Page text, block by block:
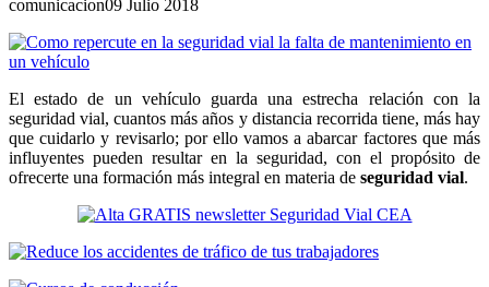
comunicacion09 Julio 2018
El estado de un vehículo guarda una estrecha relación con la
seguridad vial, cuantos más años y distancia recorrida tiene, más hay
que cuidarlo y revisarlo; por ello vamos a abarcar factores que más
influyentes pueden resultar en la seguridad, con el propósito de
ofrecerte una formación más integral en materia de seguridad vial.